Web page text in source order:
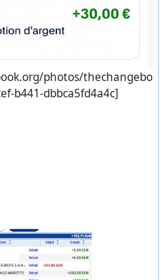
photos/thechangebo
b441-dbbca5fd4a4c]